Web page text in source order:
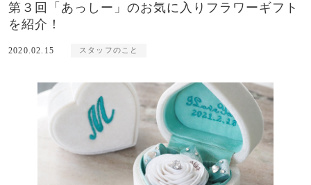
第３回「あっしー」のお気に入りフラワーギフト
を紹介！
2020.02.15 スタッフのこと